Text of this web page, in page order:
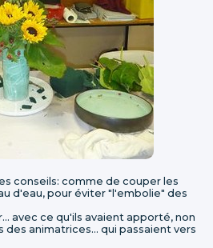
conseils: comme de couper les
d'eau, pour éviter "l'embolie" des
avec ce qu'ils avaient apporté, non
des animatrices... qui passaient vers